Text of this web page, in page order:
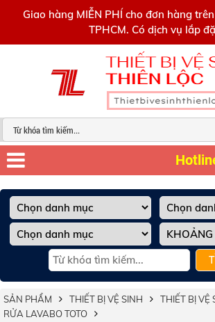
Giao hàng MIỄN PHÍ cho đơn hàng
TPHCM. Có dịch vụ lắp
SẢN PHẨM THIẾT BỊ VỆ SINH THIẾT BỊ VỆ
RỬA LAVABO TOTO
0909445903